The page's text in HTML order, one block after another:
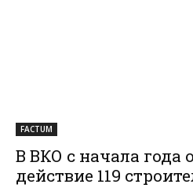
FACTUM
В ВКО с начала года
действие 119